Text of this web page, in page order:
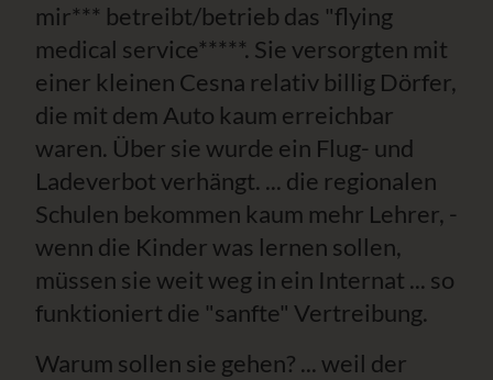
mir*** betreibt/betrieb das "flying
medical service*****. Sie versorgten mit
einer kleinen Cesna relativ billig Dörfer,
die mit dem Auto kaum erreichbar
waren. Über sie wurde ein Flug- und
Ladeverbot verhängt. ... die regionalen
Schulen bekommen kaum mehr Lehrer, -
wenn die Kinder was lernen sollen,
müssen sie weit weg in ein Internat ... so
funktioniert die "sanfte" Vertreibung.
Warum sollen sie gehen? ... weil der